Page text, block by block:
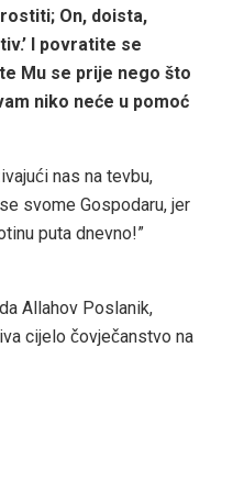
On, doista,
I povratite se
Mu se prije nego što
niko neće u pomoć
nas na tevbu,
svome Gospodaru, jer
puta dnevno!”
Allahov Poslanik,
cijelo čovječanstvo na